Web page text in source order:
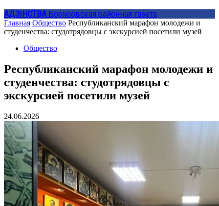
АДЗIНСТВА Борисовская районная газета
Главная Общество Республиканский марафон молодежи и
студенчества: студотрядовцы с экскурсией посетили музей
Общество
Республиканский марафон молодежи и
студенчества: студотрядовцы с
экскурсией посетили музей
24.06.2026